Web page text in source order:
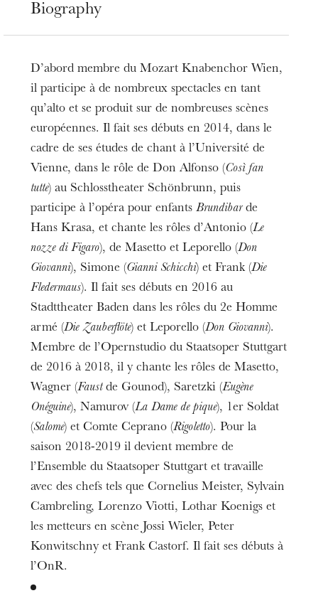
Biography
D’abord membre du Mozart Knabenchor Wien,
il participe à de nombreux spectacles en tant
qu’alto et se produit sur de nombreuses scènes
européennes. Il fait ses débuts en 2014, dans le
cadre de ses études de chant à l’Université de
Vienne, dans le rôle de Don Alfonso (Così fan
tutte) au Schlosstheater Schönbrunn, puis
participe à l’opéra pour enfantsBrundibarde
Hans Krasa, et chante les rôles d’Antonio (Le
nozze di Figaro), de Masetto et Leporello (Don
Giovanni), Simone (Gianni Schicchi) et Frank (Die
Fledermaus). Il fait ses débuts en 2016 au
Stadttheater Baden dans les rôles du 2e Homme
armé (Die Zauberflöte) et Leporello (Don Giovanni).
Membre de l’Opernstudio du Staatsoper Stuttgart
de 2016 à 2018, il y chante les rôles de Masetto,
Wagner (Faustde Gounod), Saretzki (Eugène
Onéguine), Namurov (La Dame de pique), 1er Soldat
(Salome) et Comte Ceprano (Rigoletto). Pour la
saison 2018-2019 il devient membre de
l’Ensemble du Staatsoper Stuttgart et travaille
avec des chefs tels que Cornelius Meister, Sylvain
Cambreling, Lorenzo Viotti, Lothar Koenigs et
les metteurs en scène Jossi Wieler, Peter
Konwitschny et Frank Castorf. Il fait ses débuts à
l’OnR.